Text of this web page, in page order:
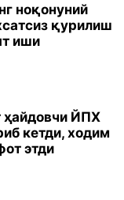
ноқонуний
қурилиш
иши
ҳайдовчи ЙПХ
кетди, ходим
этди